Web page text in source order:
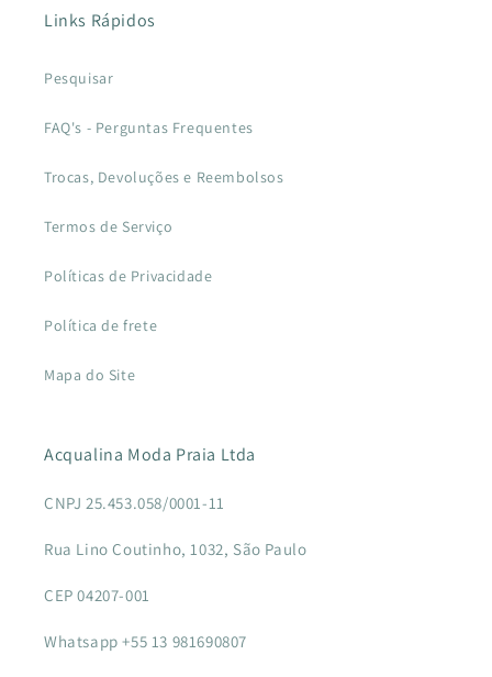
Links Rápidos
Pesquisar
FAQ's - Perguntas Frequentes
Trocas, Devoluções e Reembolsos
Termos de Serviço
Políticas de Privacidade
Política de frete
Mapa do Site
Acqualina Moda Praia Ltda
CNPJ 25.453.058/0001-11
Rua Lino Coutinho, 1032, São Paulo
CEP 04207-001
Whatsapp +55 13 981690807